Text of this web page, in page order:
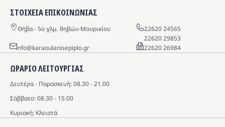
ΩΡΑΡΙΟ ΛΕΙΤΟΥΡΓΙΑΣ
Δευτέρα - Παρασκευή: 08.30 - 21.00
Σάββατο: 08.30 - 15.00
Κυριακή: Κλειστά
ΣΤΟΙΧΕΙΑ ΕΠΙΚΟΙΝΩΝΙΑΣ
Θήβα - 5o χλμ. θηβών-Μουρικίου
22620 24565
22620 29853
info@karaoulanisepiplo.gr
22620 26984